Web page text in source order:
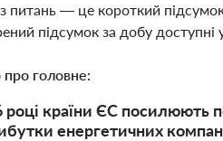
питань — це короткий
підсумок за добу доступні
головне:
році країни ЄС посилюють
енергетичних